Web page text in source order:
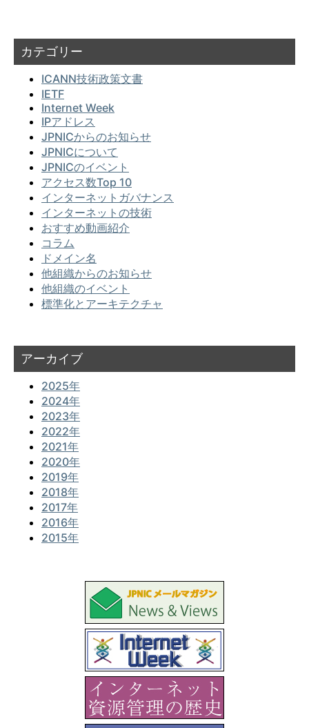
カテゴリー
ICANN技術政策文書
IETF
Internet Week
IPアドレス
JPNICからのお知らせ
JPNICについて
JPNICのイベント
アクセス数Top 10
インターネットガバナンス
インターネットの技術
おすすめ動画紹介
コラム
ドメイン名
他組織からのお知らせ
他組織のイベント
標準化とアーキテクチャ
アーカイブ
2025年
2024年
2023年
2022年
2021年
2020年
2019年
2018年
2017年
2016年
2015年